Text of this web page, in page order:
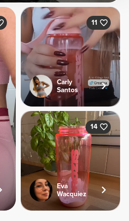
11
Carly
Santos
14
Eva
Wacquiez